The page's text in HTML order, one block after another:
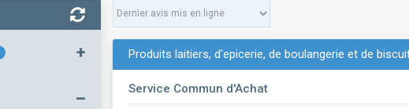
+
–
Produits laitiers, d'epicerie, de boulangerie et de
Service Commun d'Achat